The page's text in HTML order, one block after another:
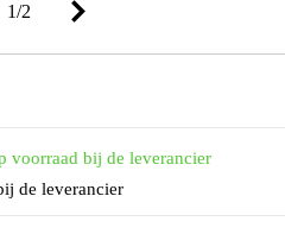
1/2
voorraad bij de leverancier
de leverancier